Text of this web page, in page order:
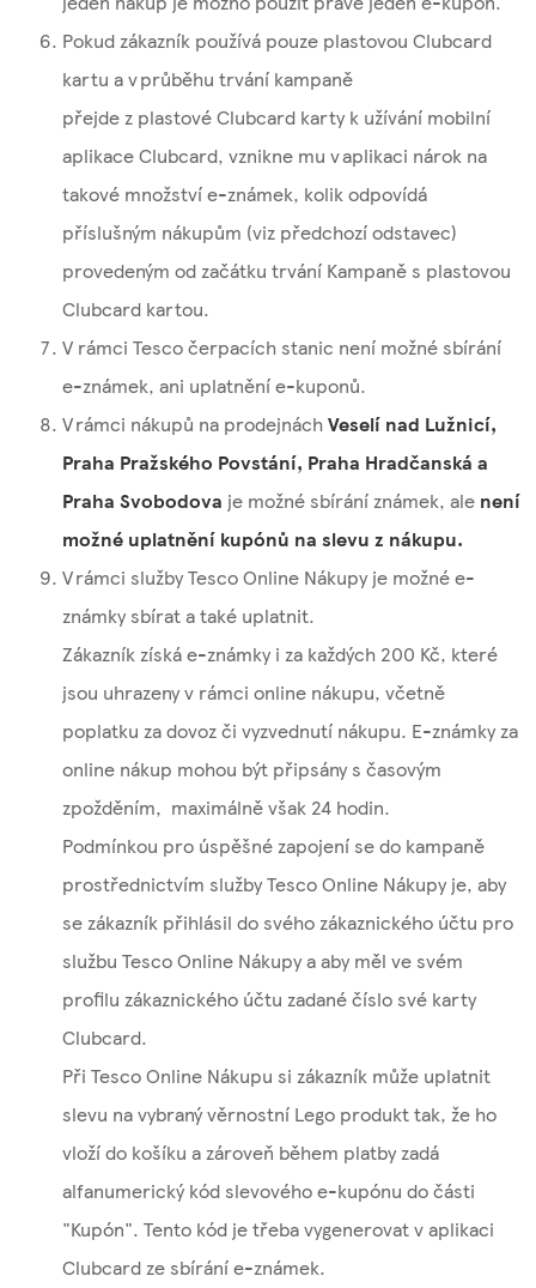
Pokud zákazník používá pouze plastovou Clubcard
kartu a v průběhu trvání kampaně
přejde z plastové Clubcard karty k užívání mobilní
aplikace Clubcard, vznikne mu v aplikaci nárok na
takové množství e-známek, kolik odpovídá
příslušným nákupům (viz předchozí odstavec)
provedeným od začátku trvání Kampaně s plastovou
Clubcard kartou.
V rámci Tesco čerpacích stanic není možné sbírání
e-známek, ani uplatnění e-kuponů.
V rámci nákupů na prodejnách Veselí nad Lužnicí,
Praha Pražského Povstání, Praha Hradčanská a
Praha Svobodova je možné sbírání známek, ale není
možné uplatnění kupónů na slevu z nákupu.
V rámci služby Tesco Online Nákupy je možné e-
známky sbírat a také uplatnit.
Zákazník získá e-známky i za každých 200 Kč, které
jsou uhrazeny v rámci online nákupu, včetně
poplatku za dovoz či vyzvednutí nákupu. E-známky za
online nákup mohou být připsány s časovým
zpožděním, maximálně však 24 hodin.
Podmínkou pro úspěšné zapojení se do kampaně
prostřednictvím služby Tesco Online Nákupy je, aby
se zákazník přihlásil do svého zákaznického účtu pro
službu Tesco Online Nákupy a aby měl ve svém
profilu zákaznického účtu zadané číslo své karty
Clubcard.
Při Tesco Online Nákupu si zákazník může uplatnit
slevu na vybraný věrnostní Lego produkt tak, že ho
vloží do košíku a zároveň během platby zadá
alfanumerický kód slevového e-kupónu do části
"Kupón". Tento kód je třeba vygenerovat v aplikaci
Clubcard ze sbírání e-známek.